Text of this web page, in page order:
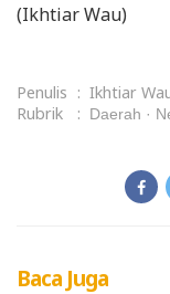
(Ikhtiar Wau)
Penulis : Ikhtiar
Rubrik
: Daerah
Baca Juga